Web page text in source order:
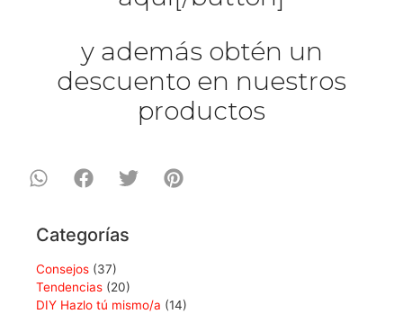
y además obtén un
descuento en nuestros
productos
Categorías
Consejos (37)
Tendencias (20)
DIY Hazlo tú mismo/a (14)